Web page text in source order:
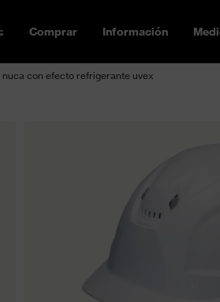
Comprar Información
con efecto refrigerante uvex